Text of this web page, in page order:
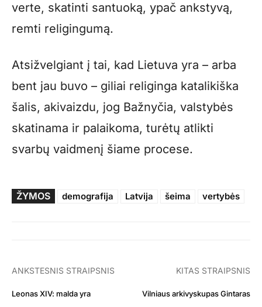
verte, skatinti santuoką, ypač ankstyvą,
remti religingumą.
Atsižvelgiant į tai, kad Lietuva yra – arba
bent jau buvo – giliai religinga katalikiška
šalis, akivaizdu, jog Bažnyčia, valstybės
skatinama ir palaikoma, turėtų atlikti
svarbų vaidmenį šiame procese.
ŽYMOS demografija Latvija šeima vertybės
ANKSTESNIS STRAIPSNIS
Leonas XIV: malda yra
KITAS STRAIPSNIS
Vilniaus arkivyskupas Gintaras